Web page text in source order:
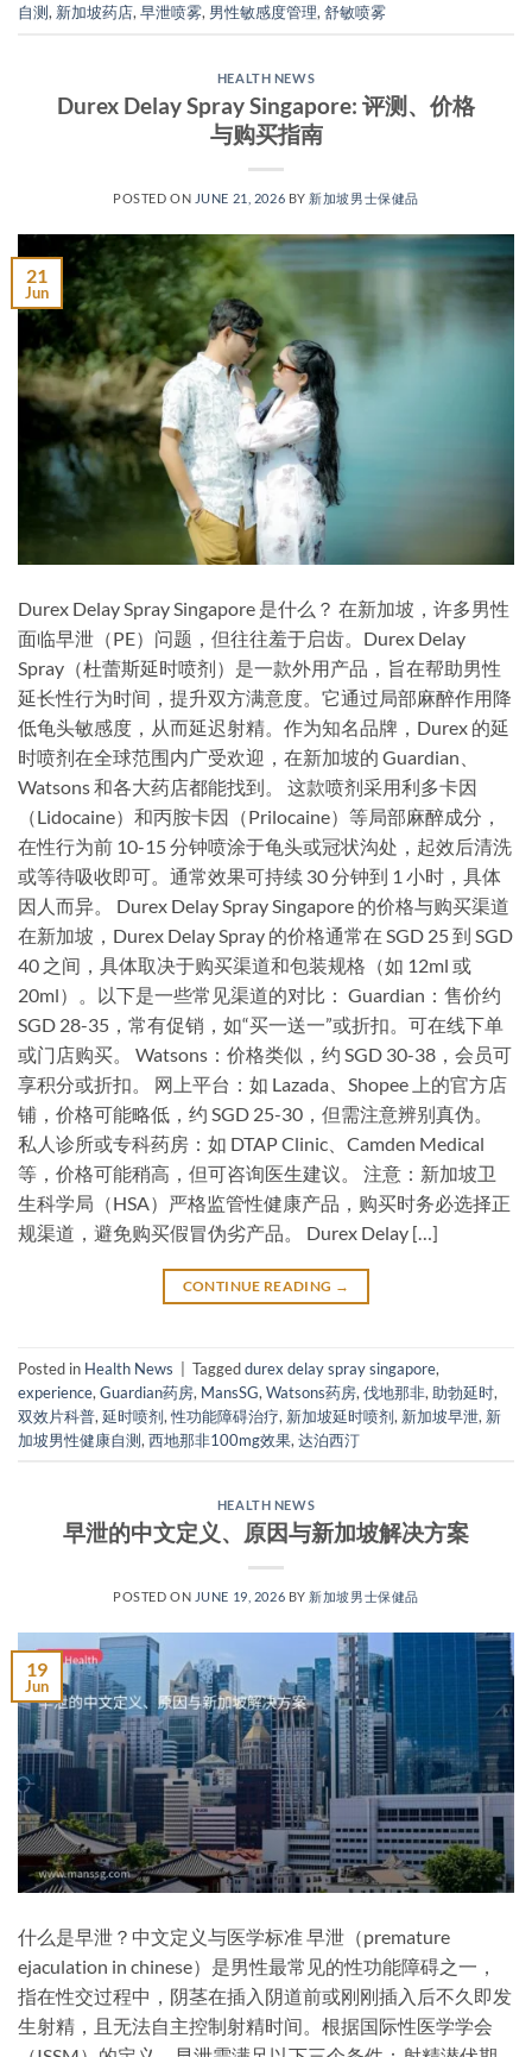
自测, 新加坡药店,早泄喷雾, 男性敏感度管理,舒敏喷雾
HEALTH NEWS
Durex Delay Spray Singapore: 评测、价格
与购买指南
POSTED ON JUNE 21, 2026 BY 新加坡男士保健品
21
Jun
Durex Delay Spray Singapore 是什么？ 在新加坡，许多男性
面临早泄（PE）问题，但往往羞于启齿。Durex Delay
Spray（杜蕾斯延时喷剂）是一款外用产品，旨在帮助男性
延长性行为时间，提升双方满意度。它通过局部麻醉作用降
低龟头敏感度，从而延迟射精。作为知名品牌，Durex 的延
时喷剂在全球范围内广受欢迎，在新加坡的 Guardian、
Watsons 和各大药店都能找到。 这款喷剂采用利多卡因
（Lidocaine）和丙胺卡因（Prilocaine）等局部麻醉成分，
在性行为前 10-15 分钟喷涂于龟头或冠状沟处，起效后清洗
或等待吸收即可。通常效果可持续 30 分钟到 1 小时，具体
因人而异。 Durex Delay Spray Singapore 的价格与购买渠道
在新加坡，Durex Delay Spray 的价格通常在 SGD 25 到 SGD
40 之间，具体取决于购买渠道和包装规格（如 12ml 或
20ml）。以下是一些常见渠道的对比： Guardian：售价约
SGD 28-35，常有促销，如“买一送一”或折扣。可在线下单
或门店购买。 Watsons：价格类似，约 SGD 30-38，会员可
享积分或折扣。 网上平台：如 Lazada、Shopee 上的官方店
铺，价格可能略低，约 SGD 25-30，但需注意辨别真伪。
私人诊所或专科药房：如 DTAP Clinic、Camden Medical
等，价格可能稍高，但可咨询医生建议。 注意：新加坡卫
生科学局（HSA）严格监管性健康产品，购买时务必选择正
规渠道，避免购买假冒伪劣产品。 Durex Delay […]
CONTINUE READING →
Posted in Health News | Taggeddurex delay spray singapore,
experience, Guardian药房, MansSG, Watsons药房, 伐地那非, 助勃延时,
双效片科普, 延时喷剂,性功能障碍治疗, 新加坡延时喷剂, 新加坡早泄, 新
加坡男性健康自测, 西地那非100mg效果, 达泊西汀
HEALTH NEWS
早泄的中文定义、原因与新加坡解决方案
POSTED ON JUNE 19, 2026 BY 新加坡男士保健品
19
Jun
什么是早泄？中文定义与医学标准 早泄（premature
ejaculation in chinese）是男性最常见的性功能障碍之一，
指在性交过程中，阴茎在插入阴道前或刚刚插入后不久即发
生射精，且无法自主控制射精时间。根据国际性医学学会